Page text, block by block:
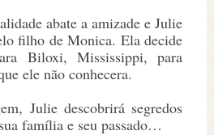
abate a amizade e Julie
filho de Monica. Ela decide
Biloxi, Mississippi, para
ele não conhecera.
Julie descobrirá segredos
família e seu passado…